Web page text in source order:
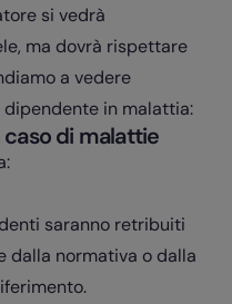
si vedrà
ma dovrà rispettare
a vedere
in malattia:
di malattie
saranno retribuiti
dalla normativa o dalla